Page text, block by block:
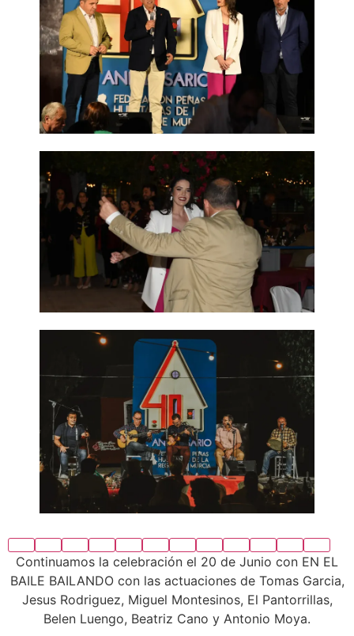
Continuamos la celebración el 20 de Junio con EN EL
BAILE BAILANDO con las actuaciones de Tomas Garcia,
Jesus Rodriguez, Miguel Montesinos, El Pantorrillas,
Belen Luengo, Beatriz Cano y Antonio Moya.